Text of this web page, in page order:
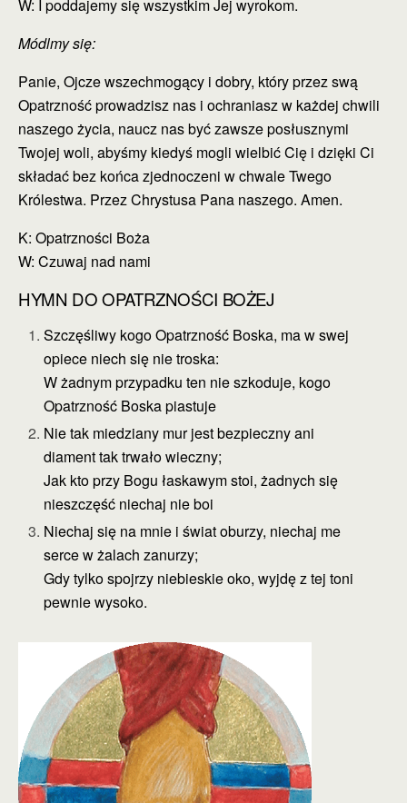
W: I poddajemy się wszystkim Jej wyrokom.
Módlmy się:
Panie, Ojcze wszechmogący i dobry, który przez swą
Opatrzność prowadzisz nas i ochraniasz w każdej chwili
naszego życia, naucz nas być zawsze posłusznymi
Twojej woli, abyśmy kiedyś mogli wielbić Cię i dzięki Ci
składać bez końca zjednoczeni w chwale Twego
Królestwa. Przez Chrystusa Pana naszego. Amen.
K: Opatrzności Boża
W: Czuwaj nad nami
HYMN DO OPATRZNOŚCI BOŻEJ
Szczęśliwy kogo Opatrzność Boska, ma w swej
opiece niech się nie troska:
W żadnym przypadku ten nie szkoduje, kogo
Opatrzność Boska piastuje
Nie tak miedziany mur jest bezpieczny ani
diament tak trwało wieczny;
Jak kto przy Bogu łaskawym stoi, żadnych się
nieszczęść niechaj nie boi
Niechaj się na mnie i świat oburzy, niechaj me
serce w żalach zanurzy;
Gdy tylko spojrzy niebieskie oko, wyjdę z tej toni
pewnie wysoko.